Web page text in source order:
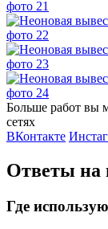
Больше работ вы
сетях
ВКонтакте
Ответы на
Где